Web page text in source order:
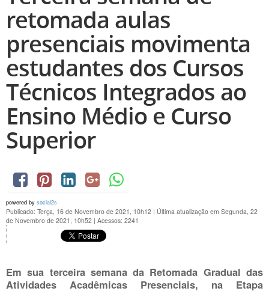
retomada aulas
presenciais movimenta
estudantes dos Cursos
Técnicos Integrados ao
Ensino Médio e Curso
Superior
powered by social2s
Publicado: Terça, 16 de Novembro de 2021, 10h12 | Última atualização em Segunda, 22
de Novembro de 2021, 10h52 | Acessos: 2241
Em sua terceira semana da Retomada Gradual das
Atividades Acadêmicas Presenciais, na Etapa